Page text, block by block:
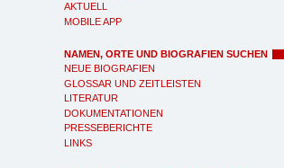
AKTUELL
MOBILE APP
NAMEN, ORTE UND BIOGRAFIEN SUCHEN
NEUE BIOGRAFIEN
GLOSSAR UND ZEITLEISTEN
LITERATUR
DOKUMENTATIONEN
PRESSEBERICHTE
LINKS